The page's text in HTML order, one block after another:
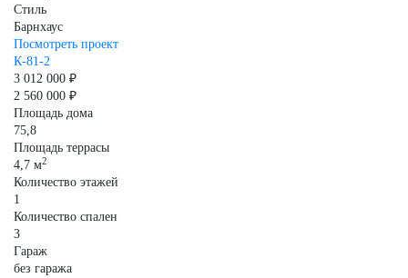
Стиль
Барнхаус
Посмотреть проект
К-81-2
3 012 000 ₽
2 560 000 ₽
Площадь дома
75,8
Площадь террасы
4,7 м2
Количество этажей
1
Количество спален
3
Гараж
без гаража